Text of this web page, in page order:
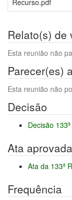
Recurso.pdf
Relato(s) de
Esta reunião não
Parecer(es)
Esta reunião não
Decisão
Decisão
Ata aprovada
Ata da 133ª
Frequência